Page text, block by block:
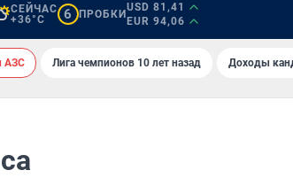
СЕЙЧАС
+36°C
6 ПРОБКИ
USD 81,41
EUR 94,06
АЗС Лига чемпионов 10 лет назад Доходы